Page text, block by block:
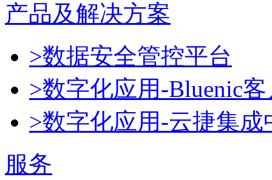
产品及解决方案
>数据安全管控平台
>数字化应用-Bluenic
>数字化应用-云捷集成
服务